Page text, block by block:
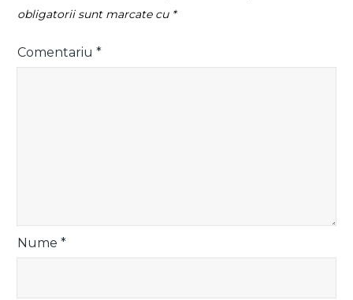
obligatorii sunt marcate cu *
Comentariu*
Nume*